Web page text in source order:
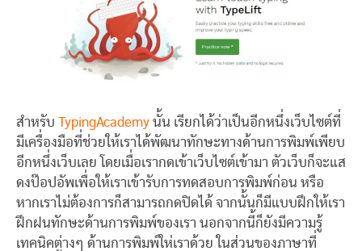
สำหรับ TypingAcademy นั้น เรียกได้ว่าเป็นอีกหนึ่งเว็บไซต์ที่
มีเครื่องมือที่ช่วยให้เราได้พัฒนาทักษะทางด้านการพิมพ์เพียบ
อีกหนึ่งเว็บเลย โดยเมื่อเรากดเข้าเว็บไซต์เข้ามา ตัวเว็บก็จะแส
ดงป๊อปอัพเพื่อให้เราเข้ารับการทดสอบการพิมพ์ก่อน หรือ
หากเราไม่ต้องการก็สามารถกดปิดได้ จากนั้นก็มีแบบฝึกให้เรา
ฝึกฝนทักษะด้านการพิมพ์ของเรา นอกจากนี้ก็ยังมีความรู้
เทคนิคต่างๆ ด้านการพิมพ์ให่เราด้วย ในส่วนของภาษาที่